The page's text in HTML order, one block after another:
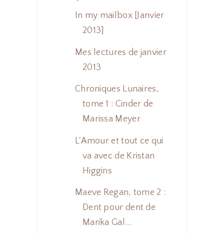
In my mailbox [Janvier
2013]
Mes lectures de janvier
2013
Chroniques Lunaires,
tome 1 : Cinder de
Marissa Meyer
L'Amour et tout ce qui
va avec de Kristan
Higgins
Maeve Regan, tome 2 :
Dent pour dent de
Marika Gal...